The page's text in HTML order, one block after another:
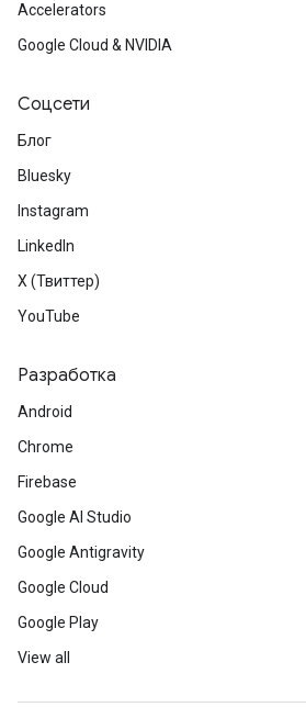
Accelerators
Google Cloud & NVIDIA
Соцсети
Блог
Bluesky
Instagram
LinkedIn
X (Твиттер)
YouTube
Разработка
Android
Chrome
Firebase
Google AI Studio
Google Antigravity
Google Cloud
Google Play
View all